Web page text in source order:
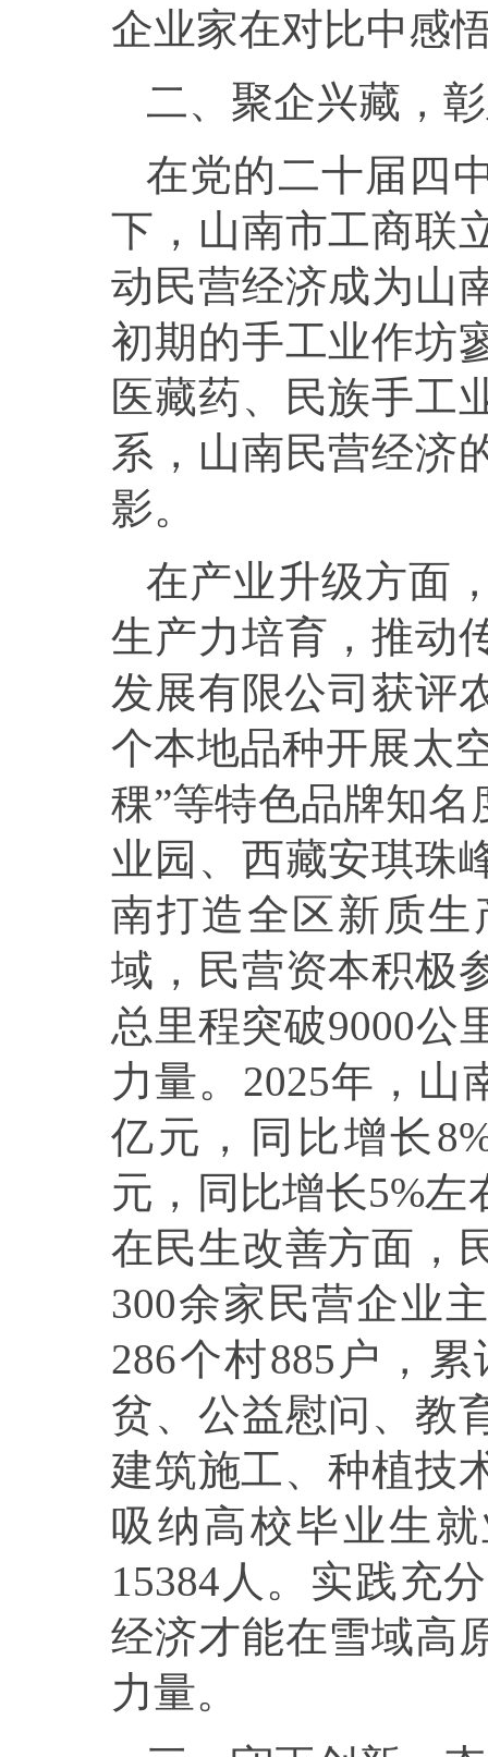
企业家在对比中感
二、聚企兴藏，
在党的二十届四
下，山南市工商联
动民营经济成为山
初期的手工业作坊
医藏药、民族手工
系，山南民营经济
影。
在产业升级方面
生产力培育，推动
发展有限公司获评
个本地品种开展太
稞”等特色品牌知
业园、西藏安琪珠
南打造全区新质
域，民营资本积极
总里程突破9000公
力量。2025年，山
亿元，同比增长
元，同比增长5%
在民生改善方面，
300余家民营企业
286个村885户，
贫、公益慰问、教
建筑施工、种植技
吸纳高校毕业生
15384人。实践充
经济才能在雪域高
力量。